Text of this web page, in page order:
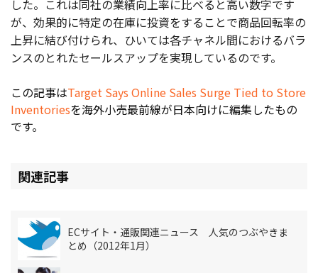
した。これは同社の業績向上率に比べると高い数字です
が、効果的に特定の在庫に投資をすることで商品回転率の
上昇に結び付けられ、ひいては各チャネル間におけるバラ
ンスのとれたセールスアップを実現しているのです。
この記事はTarget Says Online Sales Surge Tied to Store
Inventoriesを海外小売最前線が日本向けに編集したもの
です。
関連記事
ECサイト・通販関連ニュース 人気のつぶやきま
とめ（2012年1月）